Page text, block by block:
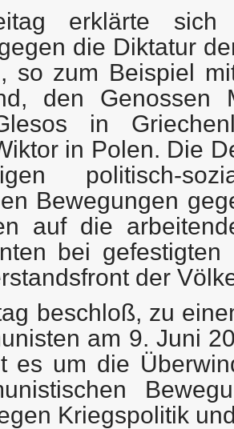
erklärte
die Diktatur
so zum Beispiel
den Genossen
in
in Polen. Die
politisch-
Bewegungen
auf die
bei
der
beschloß, zu
am 9. Juni
es um die
Kriegspolitik